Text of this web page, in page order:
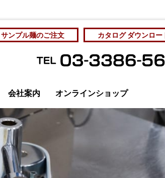
サンプル麺のご注文 カタログ ダウンロー
サンプル麺
サンプル麺
お問
メディア掲載
大成麺市場・工場直売
会社案内
衛生管理と社員教育
オンラインショップ